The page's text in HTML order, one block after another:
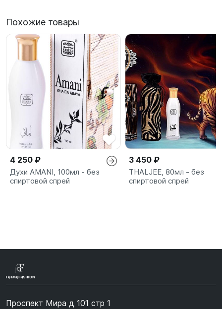
Похожие товары
4 250 ₽
Духи AMANI, 100мл - без
спиртовой спрей
3 450 ₽
THALJEE, 80мл - без
спиртовой спрей
Проспект Мира д 101 стр 1